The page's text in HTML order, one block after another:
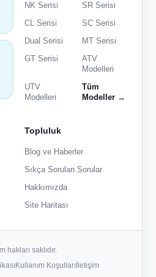
NK Serisi
SR Serisi
CL Serisi
SC Serisi
Dual Serisi
MT Serisi
GT Serisi
ATV
Modelleri
UTV
Modelleri
Tüm
Modeller →
Topluluk
Blog ve Haberler
Sıkça Sorulan Sorular
Hakkımızda
Site Haritası
hakları saklıdır.
Kullanım Koşulları İletişim